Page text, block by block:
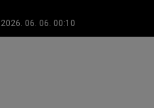
2026. 06. 06. 00:10